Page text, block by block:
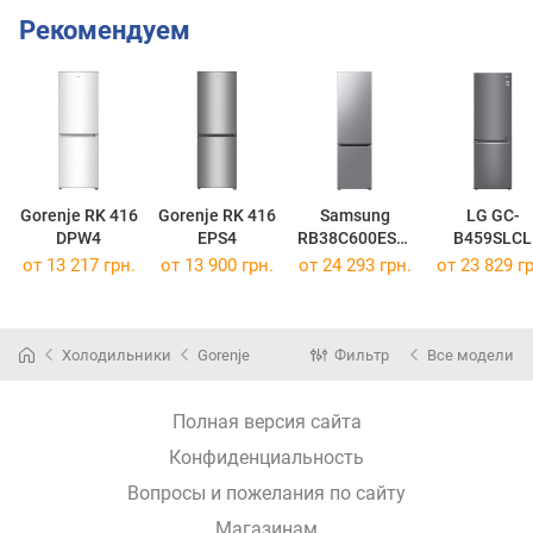
Рекомендуем
Gorenje RK 416
DPW4
Gorenje RK 416
EPS4
Samsung
RB38C600ES9/
UA
LG GC-
B459SLCL
от 13 217 грн. от 13 900 грн. от 24 293 грн. от 23 829
Холодильники Gorenje Фильтр Все модели
Полная версия сайта
Конфиденциальность
Вопросы и пожелания по сайту